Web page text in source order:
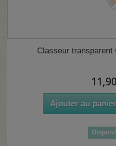
Classeur transparent
Ajouter au panier